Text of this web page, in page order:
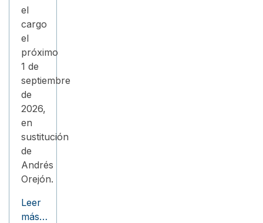
el
cargo
el
próximo
1 de
septiembre
de
2026,
en
sustitución
de
Andrés
Orejón.
Leer
más…